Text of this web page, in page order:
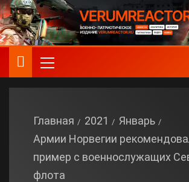
Главная 2021
Январь
Армии Норвегии
пример с военнослужащих
флота